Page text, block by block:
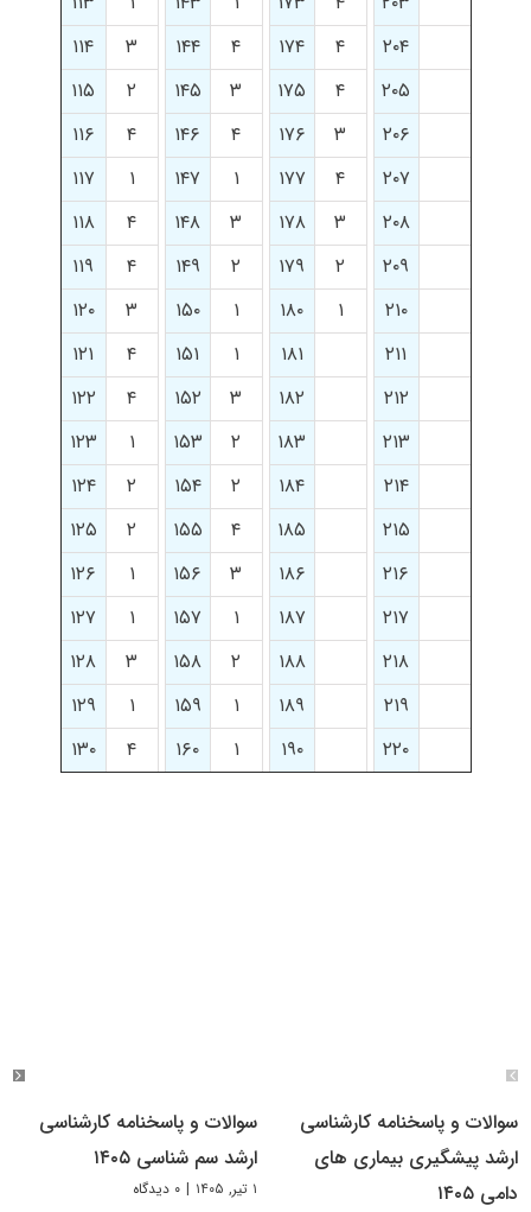
۲۰۴
۴ ۱۷۴ ۴ ۱۴۴ ۳
۱۱۴
۲۰۵
۴ ۱۷۵ ۳ ۱۴۵ ۲
۱۱۵
۲۰۶
۳ ۱۷۶ ۴ ۱۴۶ ۴
۱۱۶
۲۰۷
۴ ۱۷۷ ۱ ۱۴۷ ۱
۱۱۷
۲۰۸
۳ ۱۷۸ ۳ ۱۴۸ ۴
۱۱۸
۲۰۹
۲ ۱۷۹ ۲ ۱۴۹ ۴
۱۱۹
۲۱۰
۱ ۱۸۰ ۱ ۱۵۰ ۳
۱۲۰
۲۱۱
۱۸۱ ۱ ۱۵۱ ۴
۱۲۱
۲۱۲
۱۸۲ ۳ ۱۵۲ ۴
۱۲۲
۲۱۳
۱۸۳ ۲ ۱۵۳ ۱
۱۲۳
۲۱۴
۱۸۴ ۲ ۱۵۴ ۲
۱۲۴
۲۱۵
۱۸۵ ۴ ۱۵۵ ۲
۱۲۵
۲۱۶
۱۸۶ ۳ ۱۵۶ ۱
۱۲۶
۲۱۷
۱۸۷ ۱ ۱۵۷ ۱
۱۲۷
۲۱۸
۱۸۸ ۲ ۱۵۸ ۳
۱۲۸
۲۱۹
۱۸۹ ۱ ۱۵۹ ۱
۱۲۹
۲۲۰
۱۹۰ ۱ ۱۶۰ ۴ ۱۳۰
سوالات و پاسخنامه کارشناسی
ارشد پیشگیری بیماری های
دامی ۱۴۰۵
سوالات و پاسخنامه کارشناسی
ارشد سم شناسی ۱۴۰۵
۱ تیر, ۱۴۰۵ | ۰ دیدگاه